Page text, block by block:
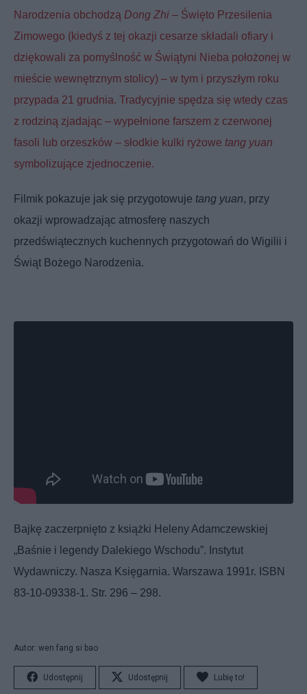
Narodzenia obchodzą Dong Zhi – Święto Przesilenia
Zimowego (kiedyś z tej okazji cesarze składali ofiary i
dziękowali za pomyślność w Świątyni Nieba położonej w
mieście wewnętrznym stolicy) – w tym i przyszłym roku
przypada 21 grudnia. Tradycyjnie spędza się wtedy czas
z rodziną zjadając – wypełnione farszem z czerwonej
fasoli lub orzeszków – słodkie kulki ryżowe tang yuan
symbolizujące zjednoczenie.
Filmik pokazuje jak się przygotowuje tang yuan, przy
okazji wprowadzając atmosferę naszych
przedświątecznych kuchennych przygotowań do Wigilii i
Świąt Bożego Narodzenia.
Bajkę zaczerpnięto z książki Heleny Adamczewskiej
„Baśnie i legendy Dalekiego Wschodu”. Instytut
Wydawniczy. Nasza Księgarnia. Warszawa 1991r. ISBN
83-10-09338-1. Str. 296 – 298.
Autor: wen fang si bao
Udostępnij Udostępnij Lubię to!